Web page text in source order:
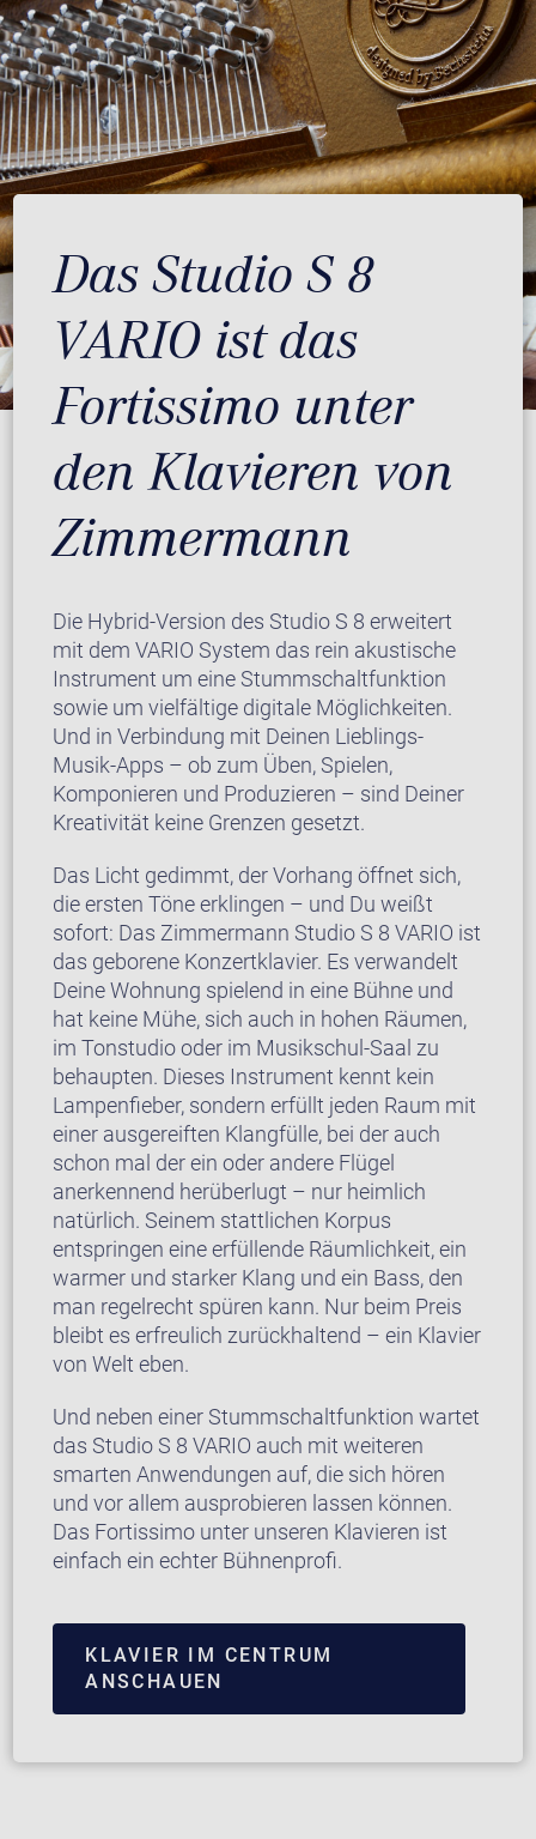
Das Studio S 8
VARIO ist das
Fortissimo unter
den Klavieren von
Zimmermann
Die Hybrid-Version des Studio S 8 erweitert
mit dem VARIO System das rein akustische
Instrument um eine Stummschaltfunktion
sowie um vielfältige digitale Möglichkeiten.
Und in Verbindung mit Deinen Lieblings-
Musik-Apps – ob zum Üben, Spielen,
Komponieren und Produzieren – sind Deiner
Kreativität keine Grenzen gesetzt.
Das Licht gedimmt, der Vorhang öffnet sich,
die ersten Töne erklingen – und Du weißt
sofort: Das Zimmermann Studio S 8 VARIO ist
das geborene Konzertklavier. Es verwandelt
Deine Wohnung spielend in eine Bühne und
hat keine Mühe, sich auch in hohen Räumen,
im Tonstudio oder im Musikschul-Saal zu
behaupten. Dieses Instrument kennt kein
Lampenfieber, sondern erfüllt jeden Raum mit
einer ausgereiften Klangfülle, bei der auch
schon mal der ein oder andere Flügel
anerkennend herüberlugt – nur heimlich
natürlich. Seinem stattlichen Korpus
entspringen eine erfüllende Räumlichkeit, ein
warmer und starker Klang und ein Bass, den
man regelrecht spüren kann. Nur beim Preis
bleibt es erfreulich zurückhaltend – ein Klavier
von Welt eben.
Und neben einer Stummschaltfunktion wartet
das Studio S 8 VARIO auch mit weiteren
smarten Anwendungen auf, die sich hören
und vor allem ausprobieren lassen können.
Das Fortissimo unter unseren Klavieren ist
einfach ein echter Bühnenprofi.
KLAVIER IM CENTRUM
ANSCHAUEN